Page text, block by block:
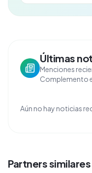
Últimas
Menciones
Complemento
Aún no hay noticias
Partners similares